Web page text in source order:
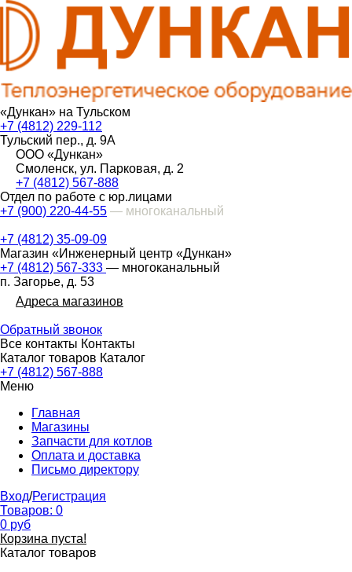
«Дункан» на Тульском
+7 (4812) 229-112
Тульский пер., д. 9А
ООО «Дункан»
Смоленск, ул. Парковая, д. 2
+7 (4812) 567-888
Отдел по работе с юр.лицами
+7 (900) 220-44-55 — многоканальный
+7 (4812) 35-09-09
Магазин «Инженерный центр «Дункан»
+7 (4812) 567-333 — многоканальный
п. Загорье, д. 53
Адреса магазинов
Обратный звонок
Все контакты Контакты
Каталог товаров Каталог
+7 (4812) 567-888
Меню
Главная
Магазины
Запчасти для котлов
Оплата и доставка
Письмо директору
Вход/Регистрация
Товаров: 0
0 руб
Корзина пуста!
Каталог товаров